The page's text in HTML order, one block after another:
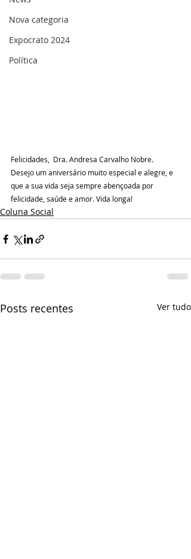
Nova categoria
Expocrato 2024
Política
Felicidades,  Dra. Andresa Carvalho Nobre.
Desejo um aniversário muito especial e alegre, e
que a sua vida seja sempre abençoada por
felicidade, saúde e amor. Vida longa!
Coluna Social
Posts recentes Ver tudo